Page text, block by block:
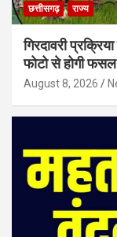
छत्तीसगढ़ राज्य
गिरदावरी
फोटो से होगी फसल
August 8, 2026